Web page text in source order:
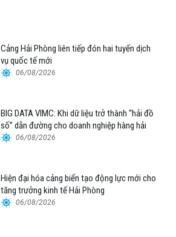
Cảng Hải Phòng liên tiếp đón hai tuyến dịch
vụ quốc tế mới
06/08/2026
BIG DATA VIMC: Khi dữ liệu trở thành “hải đồ
số” dẫn đường cho doanh nghiệp hàng hải
06/08/2026
Hiện đại hóa cảng biển tạo động lực mới cho
tăng trưởng kinh tế Hải Phòng
06/08/2026